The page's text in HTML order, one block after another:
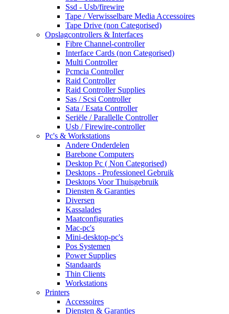
Ssd - Usb/firewire
Tape / Verwisselbare Media Accessoires
Tape Drive (non Categorised)
Opslagcontrollers & Interfaces
Fibre Channel-controller
Interface Cards (non Categorised)
Multi Controller
Pcmcia Controller
Raid Controller
Raid Controller Supplies
Sas / Scsi Controller
Sata / Esata Controller
Seriële / Parallelle Controller
Usb / Firewire-controller
Pc's & Workstations
Andere Onderdelen
Barebone Computers
Desktop Pc ( Non Categorised)
Desktops - Professioneel Gebruik
Desktops Voor Thuisgebruik
Diensten & Garanties
Diversen
Kassalades
Maatconfiguraties
Mac-pc's
Mini-desktop-pc's
Pos Systemen
Power Supplies
Standaards
Thin Clients
Workstations
Printers
Accessoires
Diensten & Garanties